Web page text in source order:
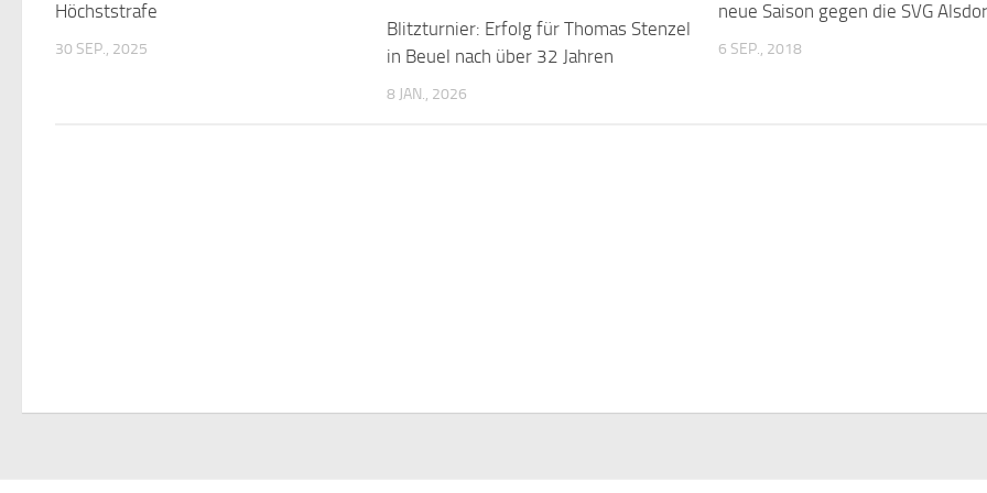
Höchststrafe
30 SEP., 2025
Blitzturnier: Erfolg für Thomas Stenzel
in Beuel nach über 32 Jahren
8 JAN., 2026
neue Saison gegen die SVG
6 SEP., 2018